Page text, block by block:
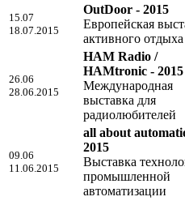
15.07
18.07.2015
OutDoor - 2015
Европейская
активного отдыха
26.06
28.06.2015
HAM Radio /
HAMtronic - 2015
Международная
выставка для
радиолюбителей
09.06
11.06.2015
all about
2015
Выставка
промышленной
автоматизации